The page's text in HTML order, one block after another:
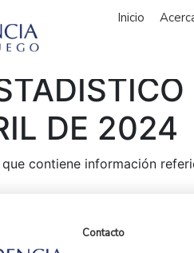
Inicio
DE 2024
contiene información
Contacto